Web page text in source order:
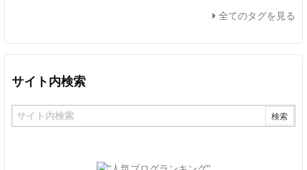
全てのタグを見る
サイト内検索